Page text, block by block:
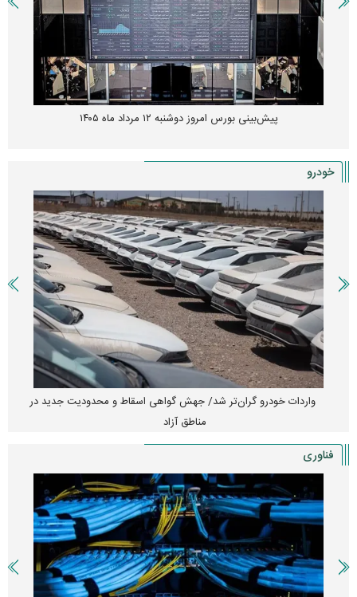
پیش‌بینی بورس امروز دوشنبه ۱۲ مرداد ماه ۱۴۰۵
خودرو
واردات خودرو گران‌تر شد/ جهش گواهی اسقاط و محدودیت جدید در
مناطق آزاد
فناوری